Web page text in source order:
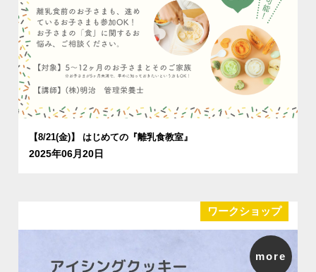
【8/21(金)】 はじめての『離乳食教室』
2025年06月20日
ワークショップ
more